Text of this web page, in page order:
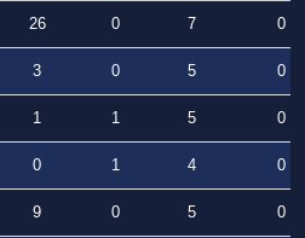
26 0 7
0
3 0 5
0
1 1 5
0
0 1 4
0
9 0 5
0